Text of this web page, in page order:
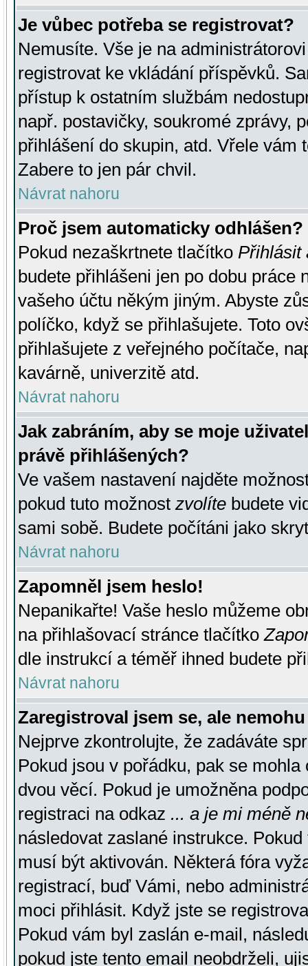
Je vůbec potřeba se registrovat?
Nemusíte. Vše je na
registrovat ke vkládání příspěvků.
přístup k ostatním službám
např. postavičky, soukromé zprávy,
přihlášení do skupin, atd. Vřele vám
Zabere to jen pár chvil.
Návrat nahoru
Proč jsem automaticky odhlášen?
Pokud nezaškrtnete tlačítko Přihlásit
budete přihlášeni jen po dobu práce
vašeho účtu někým jiným. Abyste
políčko, když se přihlašujete. Toto
přihlašujete z veřejného počítače,
kavárně, univerzitě atd.
Návrat nahoru
Jak zabráním, aby se moje
právě přihlášených?
Ve vašem nastavení najděte
pokud tuto možnost zvolíte budete
sami sobě. Budete počítáni jako
Návrat nahoru
Zapomněl jsem heslo!
Nepanikařte! Vaše heslo můžeme
na přihlašovací stránce tlačítko
dle instrukcí a téměř ihned budete
Návrat nahoru
Zaregistroval jsem se, ale
Nejprve zkontrolujte, že zadáváte
Pokud jsou v pořádku, pak se
dvou věcí. Pokud je umožněna
registraci na odkaz ... a je mi méně
následovat zaslané instrukce.
musí být aktivován. Některá fóra
registrací, buď Vámi, nebo
moci přihlásit. Když jste se
Pokud vám byl zaslán e-mail,
pokud jste tento email neobdrželi,